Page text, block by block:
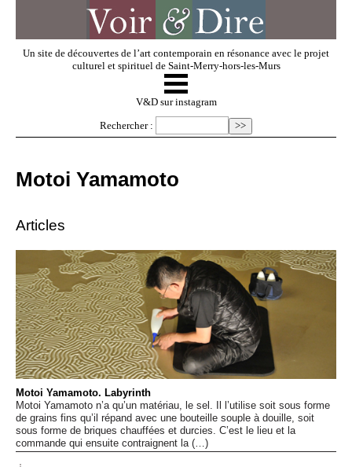
Un site de découvertes de l’art contemporain en résonance avec le projet
culturel et spirituel de Saint-Merry-hors-les-Murs
V & D
Regarder
Dossiers
Événements
Sacré
☰
V&D sur instagram
Rechercher :
Motoi Yamamoto
Articles
Motoi Yamamoto. Labyrinth
Motoi Yamamoto n’a qu’un matériau, le sel. Il l’utilise soit sous forme
de grains fins qu’il répand avec une bouteille souple à douille, soit
sous forme de briques chauffées et durcies. C’est le lieu et la
commande qui ensuite contraignent la (…)